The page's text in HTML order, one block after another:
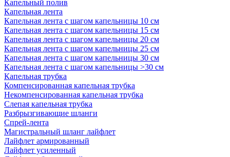
Капельный полив
Капельная лента
Капельная лента с шагом капельницы 10 см
Капельная лента с шагом капельницы 15 см
Капельная лента с шагом капельницы 20 см
Капельная лента с шагом капельницы 25 см
Капельная лента с шагом капельницы 30 см
Капельная лента с шагом капельницы >30 см
Капельная трубка
Компенсированная капельная трубка
Некомпенсированная капельная трубка
Слепая капельная трубка
Разбрызгивающие шланги
Спрей-лента
Магистральный шланг лайфлет
Лайфлет армированный
Лайфлет усиленный